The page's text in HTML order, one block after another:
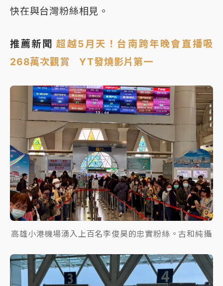
快在與台灣粉絲相見。
推薦新聞 超越5月天！台南跨年晚會直播吸
268萬次觀賞 YT發燒影片第一
高雄小港機場湧入上百名李俊昊的忠實粉絲。古和純攝